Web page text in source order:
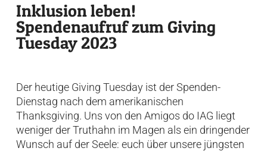
Inklusion leben!
Spendenaufruf zum Giving
Tuesday 2023
Der heutige Giving Tuesday ist der Spenden-
Dienstag nach dem amerikanischen
Thanksgiving. Uns von den Amigos do IAG liegt
weniger der Truthahn im Magen als ein dringender
Wunsch auf der Seele: euch über unsere jüngsten